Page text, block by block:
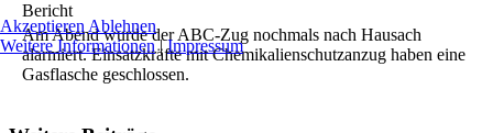
Bericht
Am Abend wurde der ABC-Zug nochmals nach Hausach
alarmiert. Einsatzkräfte mit Chemikalienschutzanzug haben eine
Gasflasche geschlossen.
Akzeptieren Ablehnen
Weitere Informationen|Impressum